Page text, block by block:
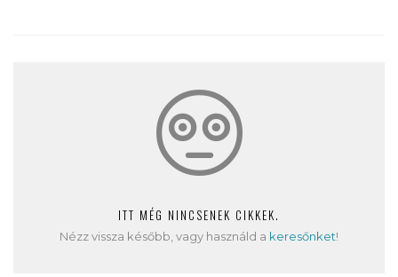
ITT MÉG NINCSENEK CIKKEK.
Nézz vissza később, vagy használd a keresőnket!